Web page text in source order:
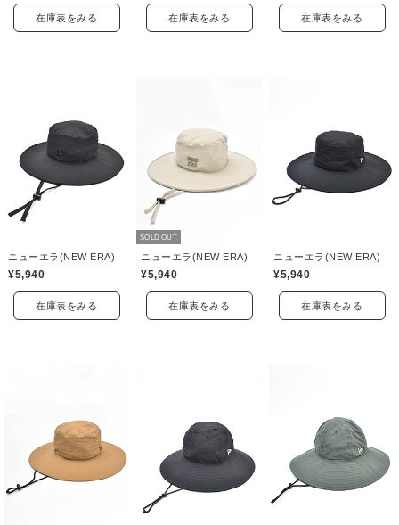
在庫表をみる 在庫表をみる 在庫表をみる
ニューエラ(NEW ERA)
¥5,940
在庫表をみる
SOLD OUT
ニューエラ(NEW ERA)
¥5,940
在庫表をみる
ニューエラ(NEW ERA)
¥5,940
在庫表をみる